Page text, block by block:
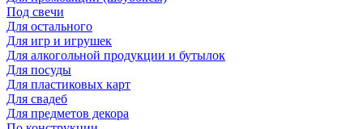
Под свечи
Для остального
Для игр и игрушек
Для алкогольной продукции и бутылок
Для посуды
Для пластиковых карт
Для свадеб
Для предметов декора